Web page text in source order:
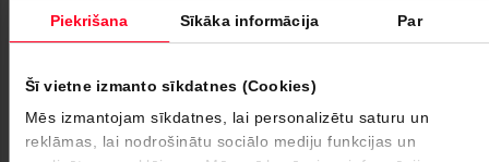
Piekrišana Sīkāka informācija Par
Šī vietne izmanto sīkdatnes (Cookies)
Mēs izmantojam sīkdatnes, lai personalizētu saturu un
reklāmas, lai nodrošinātu sociālo mediju funkcijas un
Par mums
Youtube
Instagram
Facebook